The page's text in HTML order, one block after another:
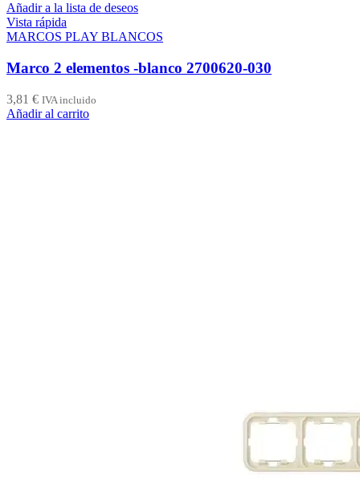
Añadir a la lista de deseos
Vista rápida
MARCOS PLAY BLANCOS
Marco 2 elementos -blanco 2700620-030
3,81 € IVA incluido
Añadir al carrito